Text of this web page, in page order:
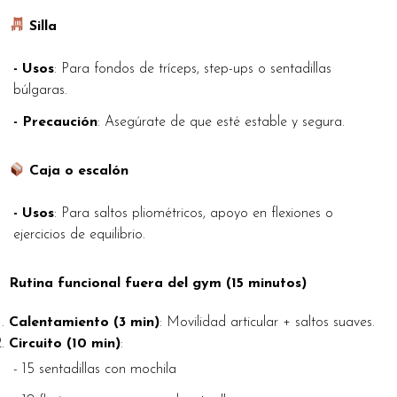
Silla
- Usos: Para fondos de tríceps, step-ups o sentadillas
búlgaras.
- Precaución: Asegúrate de que esté estable y segura.
Caja o escalón
- Usos: Para saltos pliométricos, apoyo en flexiones o
ejercicios de equilibrio.
Rutina funcional fuera del gym (15 minutos)
Calentamiento (3 min): Movilidad articular + saltos suaves.
Circuito (10 min):
- 15 sentadillas con mochila